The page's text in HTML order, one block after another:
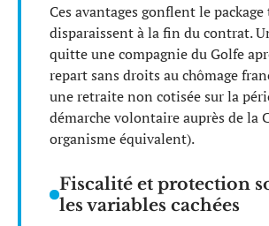
Ces avantages gonflent le
disparaissent à la fin du contrat.
quitte une compagnie du Golfe
repart sans droits au chômage
une retraite non cotisée sur la
démarche volontaire auprès de la
organisme équivalent).
Fiscalité et protection
les variables cachées